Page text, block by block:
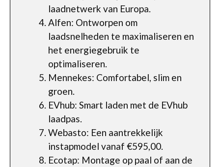
laadnetwerk van Europa.
Alfen: Ontworpen om
laadsnelheden te maximaliseren en
het energiegebruik te
optimaliseren.
Mennekes: Comfortabel, slim en
groen.
EVhub: Smart laden met de EVhub
laadpas.
Webasto: Een aantrekkelijk
instapmodel vanaf €595,00.
Ecotap: Montage op paal of aan de